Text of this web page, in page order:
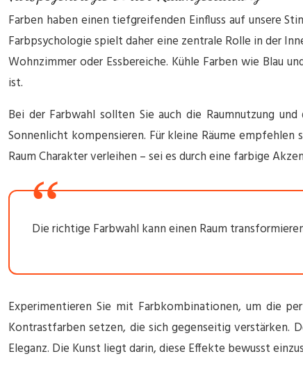
Farben haben einen tiefgreifenden Einfluss auf unsere
Farbpsychologie spielt daher eine zentrale Rolle in der
Wohnzimmer oder Essbereiche. Kühle Farben wie Blau
ist.
Bei der Farbwahl sollten Sie auch die Raumnutzung
Sonnenlicht kompensieren. Für kleine Räume
Raum Charakter verleihen – sei es durch eine farbige
Die richtige Farbwahl kann einen Raum
Experimentieren Sie mit Farbkombinationen, um die
Kontrastfarben setzen, die sich gegenseitig verstärken.
Eleganz. Die Kunst liegt darin, diese Effekte bewusst